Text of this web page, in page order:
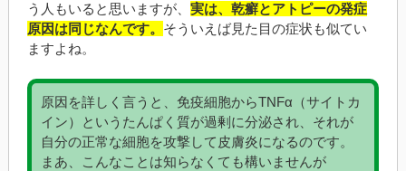
う人もいると思いますが、 実は、乾癬とアトピーの発症
原因は同じなんです。 そういえば見た目の症状も似てい
ますよね。
原因を詳しく言うと、免疫細胞からTNFα（サイトカ
イン）というたんぱく質が過剰に分泌され、それが
自分の正常な細胞を攻撃して皮膚炎になるのです。
まあ、こんなことは知らなくても構いませんが